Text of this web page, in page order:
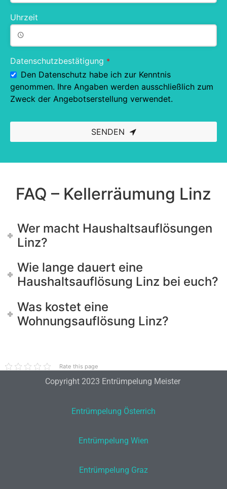
Uhrzeit
Datenschutzbestätigung *
Den Datenschutz habe ich zur Kenntnis
genommen. Ihre Angaben werden ausschließlich zum
Zweck der Angebotserstellung verwendet.
SENDEN
should
FAQ – Kellerräumung Linz
Wer macht Haushaltsauflösungen
Linz?
Wie lange dauert eine
Haushaltsauflösung Linz bei euch?
Was kostet eine
Wohnungsauflösung Linz?
Rate this page
Copyright 2023 Entrümpelung Meister
Entrümpelung Österrich
Entrümpelung Wien
Entrümpelung Graz